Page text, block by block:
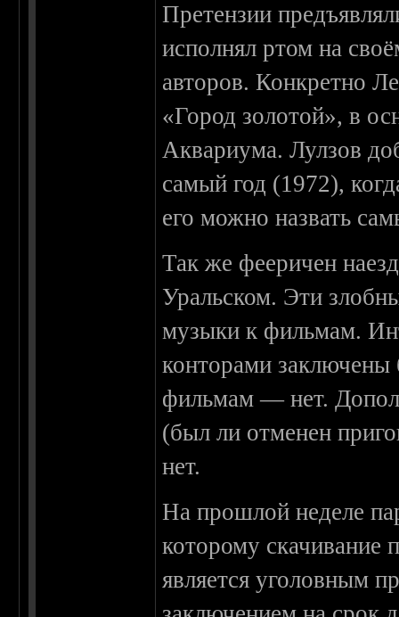
Претензии
исполнял ртом на
авторов. Конкретно
«Город золотой», в
Аквариума. Лулзов
самый год (1972),
его можно назвать
Так же фееричен
Уральском. Эти
музыки к фильмам.
конторами
фильмам — нет.
(был ли отменен
нет.
На прошлой неделе
которому скачивание
является уголовным